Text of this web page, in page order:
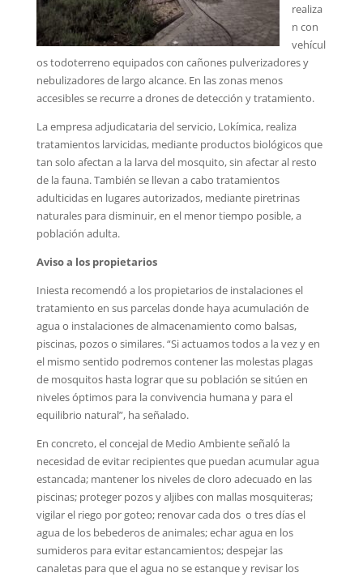
realiza
n con
vehícul
os todoterreno equipados con cañones pulverizadores y
nebulizadores de largo alcance. En las zonas menos
accesibles se recurre a drones de detección y tratamiento.
La empresa adjudicataria del servicio, Lokímica, realiza
tratamientos larvicidas, mediante productos biológicos que
tan solo afectan a la larva del mosquito, sin afectar al resto
de la fauna. También se llevan a cabo tratamientos
adulticidas en lugares autorizados, mediante piretrinas
naturales para disminuir, en el menor tiempo posible, a
población adulta.
Aviso a los propietarios
Iniesta recomendó a los propietarios de instalaciones el
tratamiento en sus parcelas donde haya acumulación de
agua o instalaciones de almacenamiento como balsas,
piscinas, pozos o similares. “Si actuamos todos a la vez y en
el mismo sentido podremos contener las molestas plagas
de mosquitos hasta lograr que su población se sitúen en
niveles óptimos para la convivencia humana y para el
equilibrio natural”, ha señalado.
En concreto, el concejal de Medio Ambiente señaló la
necesidad de evitar recipientes que puedan acumular agua
estancada; mantener los niveles de cloro adecuado en las
piscinas; proteger pozos y aljibes con mallas mosquiteras;
vigilar el riego por goteo; renovar cada dos o tres días el
agua de los bebederos de animales; echar agua en los
sumideros para evitar estancamientos; despejar las
canaletas para que el agua no se estanque y revisar los